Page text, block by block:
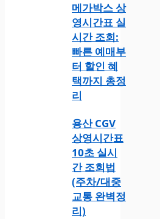
메가박스 상
영시간표 실
시간 조회:
빠른 예매부
터 할인 혜
택까지 총정
리
용산 CGV
상영시간표
10초 실시
간 조회법
(주차/대중
교통 완벽정
리)